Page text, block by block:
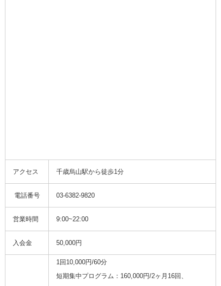
アクセス 千歳烏山駅から徒歩1分
電話番号 03-6382-9820
営業時間 9:00~22:00
入会金 50,000円
1回10,000円/60分
短期集中プログラム：160,000円/2ヶ月16回、